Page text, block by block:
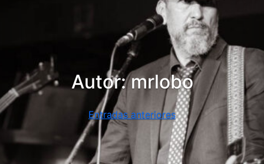
Autor:mrlobo
Navegación
de
entradas
Entradas anteriores